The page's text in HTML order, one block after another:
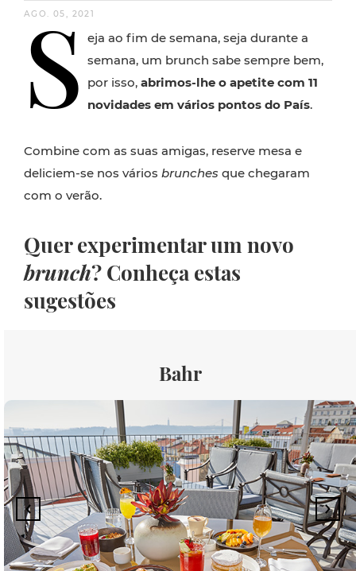
AGO. 05, 2021
S eja ao fim de semana, seja durante a
semana, um brunch sabe sempre bem,
por isso, abrimos-lhe o apetite com 11
novidades em vários pontos do País.
Combine com as suas amigas, reserve mesa e
deliciem-se nos vários brunches que chegaram
com o verão.
Quer experimentar um novo
brunch? Conheça estas
sugestões
Bahr